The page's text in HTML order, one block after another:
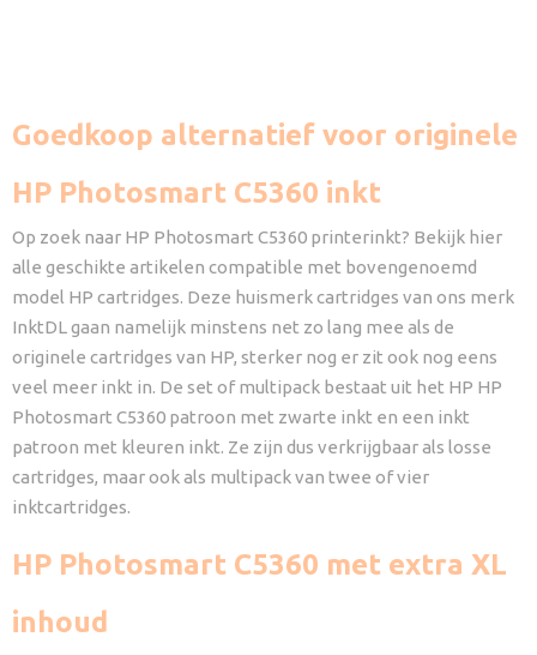
Goedkoop alternatief voor originele
HP Photosmart C5360 inkt
Op zoek naar HP Photosmart C5360 printerinkt? Bekijk hier
alle geschikte artikelen compatible met bovengenoemd
model HP cartridges. Deze huismerk cartridges van ons merk
InktDL gaan namelijk minstens net zo lang mee als de
originele cartridges van HP, sterker nog er zit ook nog eens
veel meer inkt in. De set of multipack bestaat uit het HP HP
Photosmart C5360 patroon met zwarte inkt en een inkt
patroon met kleuren inkt. Ze zijn dus verkrijgbaar als losse
cartridges, maar ook als multipack van twee of vier
inktcartridges.
HP Photosmart C5360 met extra XL
inhoud